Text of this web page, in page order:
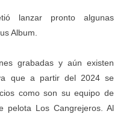
lanzar pronto algunas
Album.
grabadas y aún existen
que a partir del 2024 se
como son su equipo de
pelota Los Cangrejeros. Al